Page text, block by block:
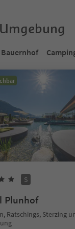
S
Plunhof
Ratschings, Sterzing